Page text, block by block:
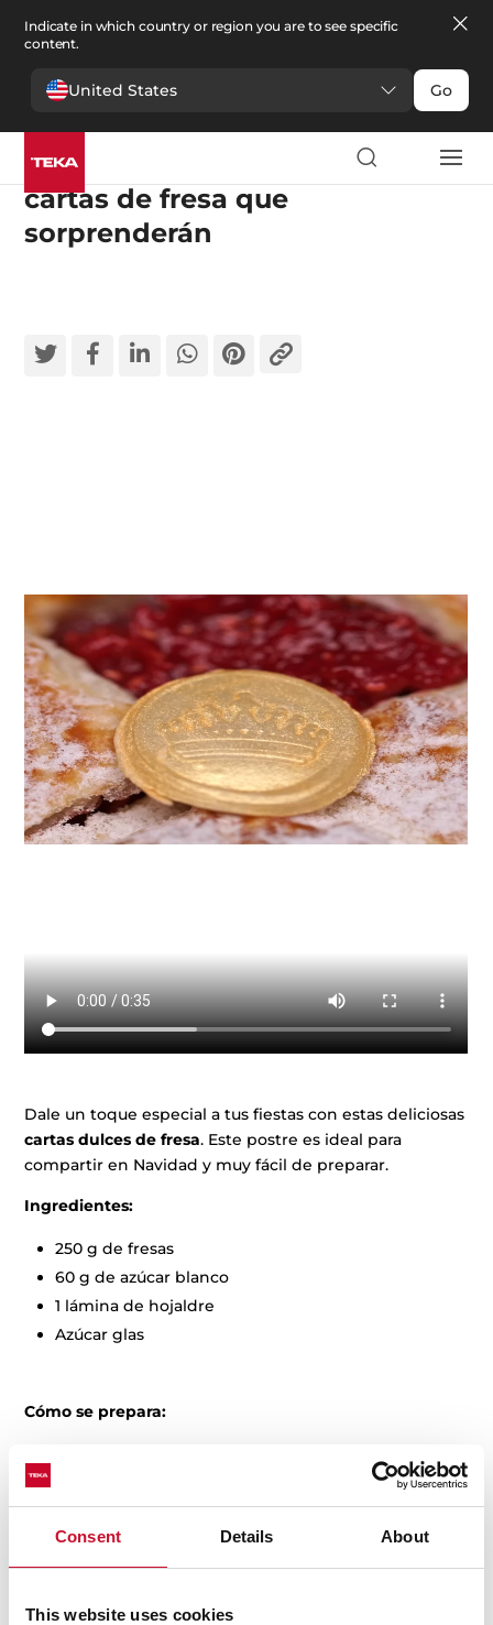
Consent Details About
This website uses cookies
Indicate in which country or region you are to see specific
content.
United States Go
Un toque dulce para la Navidad:
cartas de fresa que
sorprenderán
Dale un toque especial a tus fiestas con estas deliciosas
cartas dulces de fresa. Este postre es ideal para
compartir en Navidad y muy fácil de preparar.
Ingredientes:
250 g de fresas
60 g de azúcar blanco
1 lámina de hojaldre
Azúcar glas
Cómo se prepara:
En un cazo, añade las fresas y el azúcar. Cocina a
fuego medio hasta que las fresas se deshagan y la
mezcla espese formando una mermelada.
Retira del fuego y deja enfriar completamente antes